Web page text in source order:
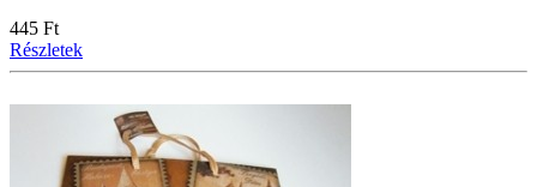
445 Ft
Részletek